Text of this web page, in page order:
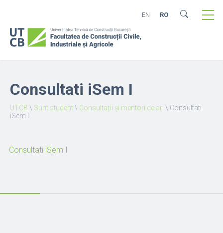
EN RO
Consultati iSem I
UTCB \ Sunt student\ Consultații și mentori de an \ Consultati
iSem I
Consultati iSem I